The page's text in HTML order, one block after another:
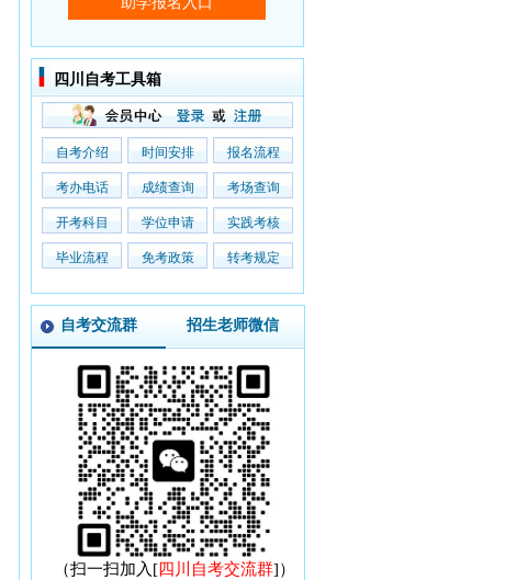
四川自考工具箱
自考介绍 时间安排 报名流程
考办电话 成绩查询 考场查询
开考科目 学位申请 实践考核
毕业流程 免考政策 转考规定
自考交流群 招生老师微信
（扫一扫加入[四川自考交流群]）